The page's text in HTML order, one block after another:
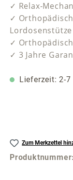
✓ Relax-
✓
Lordosenstütze
✓
✓ 3 Jahre
Lieferzeit: 2-7
Zum Merkzettel
Produktnummer: